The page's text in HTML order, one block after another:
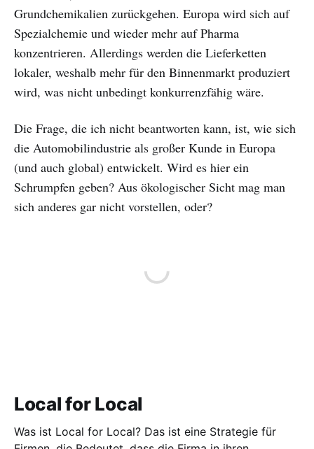
Grundchemikalien zurückgehen. Europa wird sich auf
Spezialchemie und wieder mehr auf Pharma
konzentrieren. Allerdings werden die Lieferketten
lokaler, weshalb mehr für den Binnenmarkt produziert
wird, was nicht unbedingt konkurrenzfähig wäre.
Die Frage, die ich nicht beantworten kann, ist, wie sich
die Automobilindustrie als großer Kunde in Europa
(und auch global) entwickelt. Wird es hier ein
Schrumpfen geben? Aus ökologischer Sicht mag man
sich anderes gar nicht vorstellen, oder?
Local for Local
Was ist Local for Local? Das ist eine Strategie für